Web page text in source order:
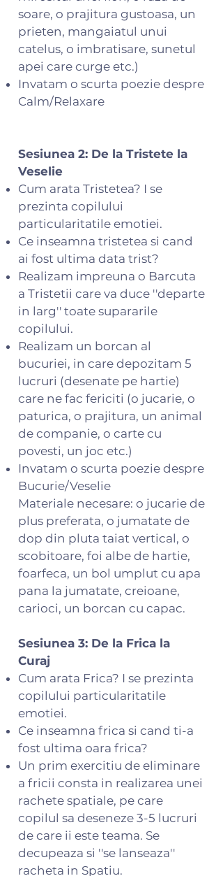
soare, o prajitura gustoasa, un
prieten, mangaiatul unui
catelus, o imbratisare, sunetul
apei care curge etc.)
Invatam o scurta poezie despre
Calm/Relaxare
Sesiunea 2: De la Tristete la
Veselie
Cum arata Tristetea? I se
prezinta copilului
particularitatile emotiei.
Ce inseamna tristetea si cand
ai fost ultima data trist?
Realizam impreuna o Barcuta
a Tristetii care va duce ''departe
in larg'' toate supararile
copilului.
Realizam un borcan al
bucuriei, in care depozitam 5
lucruri (desenate pe hartie)
care ne fac fericiti (o jucarie, o
paturica, o prajitura, un animal
de companie, o carte cu
povesti, un joc etc.)
Invatam o scurta poezie despre
Bucurie/Veselie
Materiale necesare: o jucarie de
plus preferata, o jumatate de
dop din pluta taiat vertical, o
scobitoare, foi albe de hartie,
foarfeca, un bol umplut cu apa
pana la jumatate, creioane,
carioci, un borcan cu capac.
Sesiunea 3: De la Frica la
Curaj
Cum arata Frica? I se prezinta
copilului particularitatile
emotiei.
Ce inseamna frica si cand ti-a
fost ultima oara frica?
Un prim exercitiu de eliminare
a fricii consta in realizarea unei
rachete spatiale, pe care
copilul sa deseneze 3-5 lucruri
de care ii este teama. Se
decupeaza si ''se lanseaza''
racheta in Spatiu.